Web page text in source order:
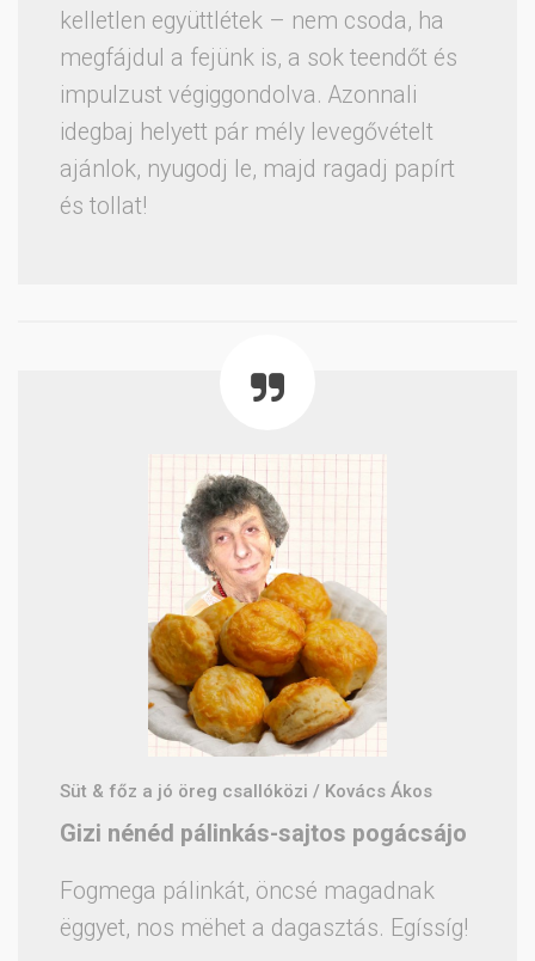
kelletlen együttlétek – nem csoda, ha
megfájdul a fejünk is, a sok teendőt és
impulzust végiggondolva. Azonnali
idegbaj helyett pár mély levegővételt
ajánlok, nyugodj le, majd ragadj papírt
és tollat!
Süt & főz a jó öreg csallóközi / Kovács Ákos
Gizi nénéd pálinkás-sajtos pogácsájo
Fogmega pálinkát, öncsé magadnak
ëggyet, nos mëhet a dagasztás. Egíssíg!